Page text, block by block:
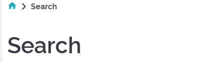
Search
Search